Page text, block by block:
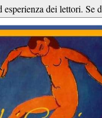
dei lettori.